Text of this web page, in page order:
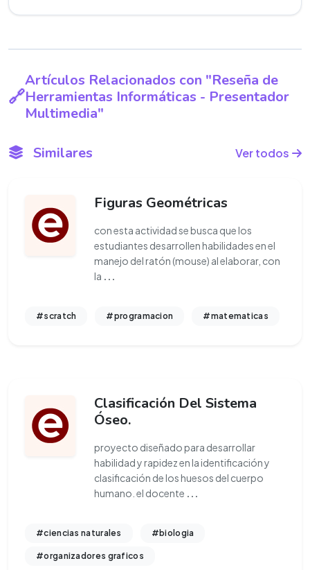
Artículos Relacionados con "Reseña de
Herramientas Informáticas - Presentador
Multimedia"
Similares Ver todos
Figuras Geométricas
con esta actividad se busca que los
estudiantes desarrollen habilidades en el
manejo del ratón (mouse) al elaborar, con
la ...
#scratch #programacion #matematicas
Clasificación Del Sistema
Óseo.
proyecto diseñado para desarrollar
habilidad y rapidez en la identificación y
clasificación de los huesos del cuerpo
humano. el docente ...
#ciencias naturales #biologia
#organizadores graficos